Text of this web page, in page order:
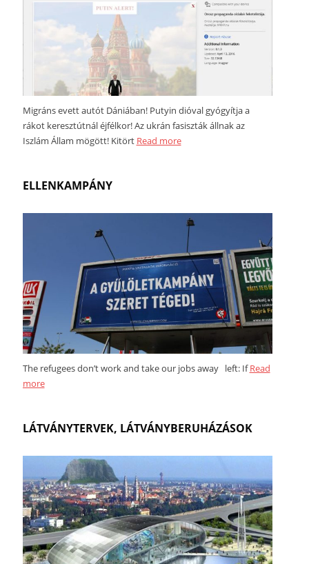
Migráns evett autót Dániában! Putyin dióval gyógyítja a
rákot keresztútnál éjfélkor! Az ukrán fasiszták állnak az
Iszlám Állam mögött! Kitört Read more
ELLENKAMPÁNY
The refugees don’t work and take our jobs away left: IfRead
more
LÁTVÁNYTERVEK, LÁTVÁNYBERUHÁZÁSOK